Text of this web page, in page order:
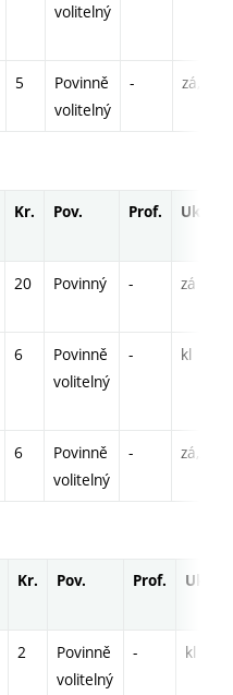
volitelný
5
Povinně
volitelný
- zá,zk
Kr. Pov. Prof. Uk.
20 Povinný - zá
6
Povinně
volitelný
- kl
6
Povinně
volitelný
- zá,zk
Kr. Pov. Prof. Uk.
2
Povinně
volitelný
- kl